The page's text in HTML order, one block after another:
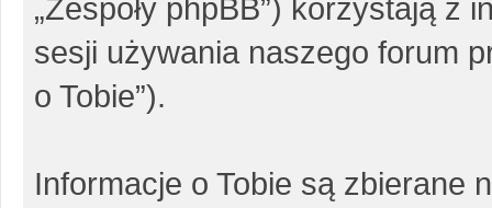
„Zespoły phpBB”) korzystają z
sesji używania naszego forum
o Tobie”).
Informacje o Tobie są zbierane